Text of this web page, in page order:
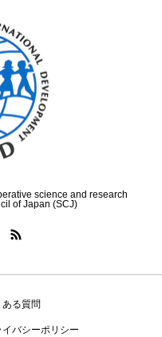
science and research
of Japan (SCJ)
ある質問
イバシーポリシー